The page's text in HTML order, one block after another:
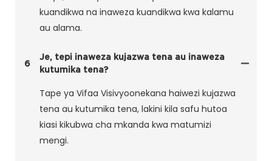
kuandikwa na inaweza kuandikwa kwa kalamu
au alama.
6
Je, tepi inaweza kujazwa tena au inaweza
kutumika tena?
Tape ya Vifaa Visivyoonekana haiwezi kujazwa
tena au kutumika tena, lakini kila safu hutoa
kiasi kikubwa cha mkanda kwa matumizi
mengi.